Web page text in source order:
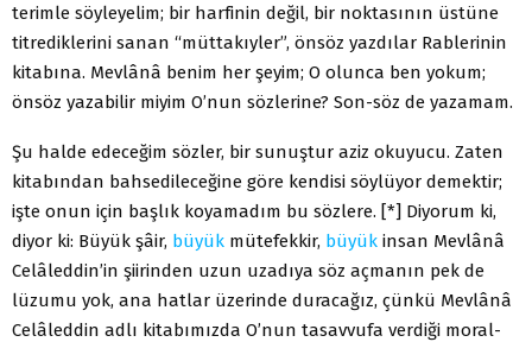
terimle söyleyelim; bir harfinin değil, bir noktasının üstüne
titrediklerini sanan “müttakıyler”, önsöz yazdılar Rablerinin
kitabına. Mevlânâ benim her şeyim; O olunca ben yokum;
önsöz yazabilir miyim O’nun sözlerine? Son-söz de yazamam.
Şu halde edeceğim sözler, bir sunuştur aziz okuyucu. Zaten
kitabından bahsedileceğine göre kendisi söylüyor demektir;
işte onun için başlık koyamadım bu sözlere. [*] Diyorum ki,
diyor ki: Büyük şâir, büyük mütefekkir, büyük insan Mevlânâ
Celâleddin’in şiirinden uzun uzadıya söz açmanın pek de
lüzumu yok, ana hatlar üzerinde duracağız, çünkü Mevlânâ
Celâleddin adlı kitabımızda O’nun tasavvufa verdiği moral-